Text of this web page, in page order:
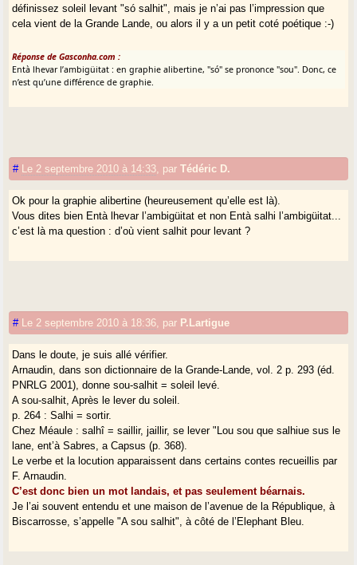
définissez soleil levant "só salhit", mais je n’ai pas l’impression que
cela vient de la Grande Lande, ou alors il y a un petit coté poétique :-)
Réponse de Gasconha.com :
Entà lhevar l’ambigüitat : en graphie alibertine, "só" se prononce "sou". Donc, ce
n’est qu’une différence de graphie.
# Le 2 septembre 2010 à 14:33 parTédéric D.
Ok pour la graphie alibertine (heureusement qu’elle est là).
Vous dites bien Entà lhevar l’ambigüitat et non Entà salhi l’ambigüitat...
c’est là ma question : d’où vient salhit pour levant ?
# Le 2 septembre 2010 à 18:36 par P.Lartigue
Dans le doute, je suis allé vérifier.
Arnaudin, dans son dictionnaire de la Grande-Lande, vol. 2 p. 293 (éd.
PNRLG 2001), donne sou-salhit = soleil levé.
A sou-salhit, Après le lever du soleil.
p. 264 : Salhi = sortir.
Chez Méaule : salhî = saillir, jaillir, se lever "Lou sou que salhiue sus le
lane, ent’à Sabres, a Capsus (p. 368).
Le verbe et la locution apparaissent dans certains contes recueillis par
F. Arnaudin.
C’est donc bien un mot landais, et pas seulement béarnais.
Je l’ai souvent entendu et une maison de l’avenue de la République, à
Biscarrosse, s’appelle "A sou salhit", à côté de l’Elephant Bleu.